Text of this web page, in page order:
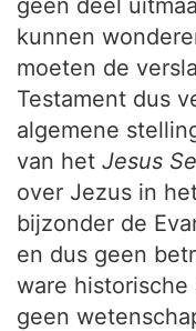
geen deel
kunnen
moeten de
Testament dus
algemene
van het Jesus
over Jezus in
bijzonder de
en dus geen
ware
geen